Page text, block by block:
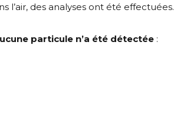
l’air, des analyses ont été effectuées.
particule n’a été détectée :